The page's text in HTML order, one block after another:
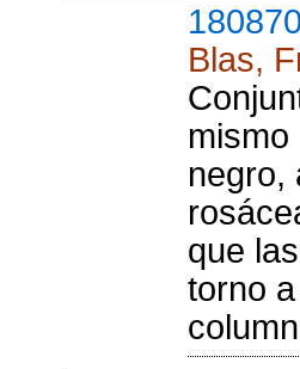
Blas,
negro,
que
torno